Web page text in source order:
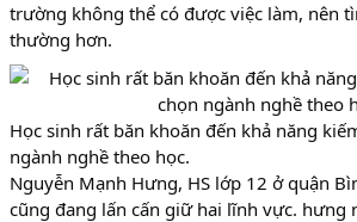
trường không thể có được việc làm, nên
thường hơn.
Học sinh rất băn khoăn đến khả năng
ngành nghề theo học.
Nguyễn Mạnh Hưng, HS lớp 12 ở quận
cũng đang lấn cấn giữ hai lĩnh vực. hưng